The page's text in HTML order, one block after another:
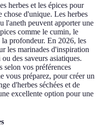
herbes et les épices pour
chose d'unique. Les herbes
l'aneth peuvent apporter une
comme le cumin, le
profondeur. En 2026, les
les marinades d'inspiration
des saveurs asiatiques.
selon vos préférences
vous préparez, pour créer un
d'herbes séchées et de
excellente option pour une